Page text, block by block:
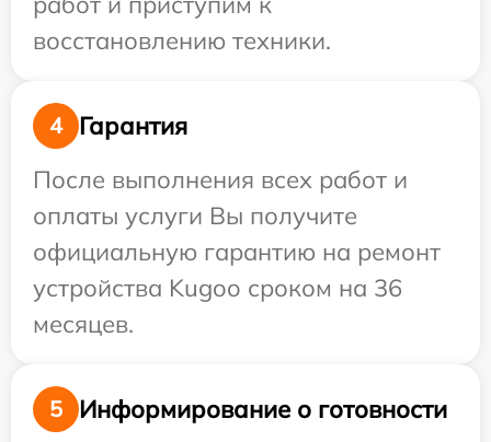
восстановлению техники.
4
Гарантия
После выполнения всех работ и
оплаты услуги Вы получите
официальную гарантию на ремонт
устройства Kugoo сроком на 36
месяцев.
5
Информирование о готовности